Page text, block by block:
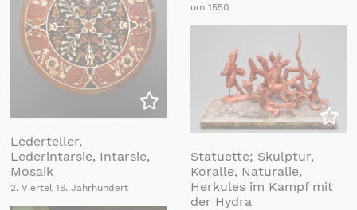
um 1550
Zu meiner Liste hinzufügen
Lederteller,
Lederintarsie, Intarsie,
Mosaik
2. Viertel 16. Jahrhundert
Zu
Statuette; Skulptur,
Koralle, Naturalie,
Herkules im Kampf mit
der Hydra